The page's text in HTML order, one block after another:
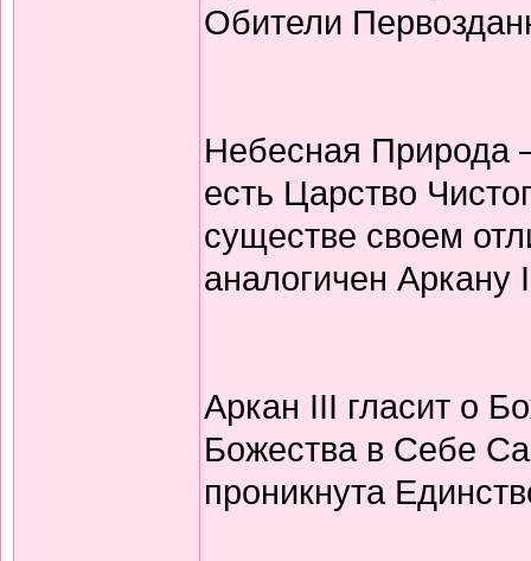
Обители
Небесная Природа
есть Царство
существе своем
аналогичен Аркану
Аркан III гласит о
Божества в Себе
проникнута